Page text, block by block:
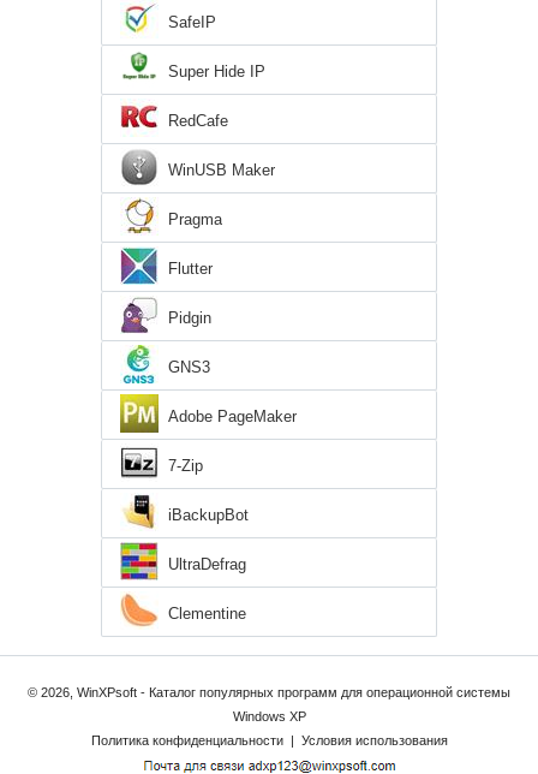
SafeIP
Super Hide IP
RedCafe
WinUSB Maker
Pragma
Flutter
Pidgin
GNS3
Adobe PageMaker
7-Zip
iBackupBot
UltraDefrag
Clementine
© 2026, WinXPsoft - Каталог популярных программ для операционной системы
Windows XP
Политика конфиденциальности
| Условия использования